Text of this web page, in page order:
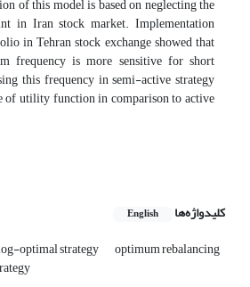
of this model is based on neglecting the
in Iran stock market. Implementation
in Tehran stock exchange showed that
frequency is more sensitive for short
this frequency in semi-active strategy
of utility function in comparison to active
کلیدواژه‌ها English
optimal strategy optimum rebalancing